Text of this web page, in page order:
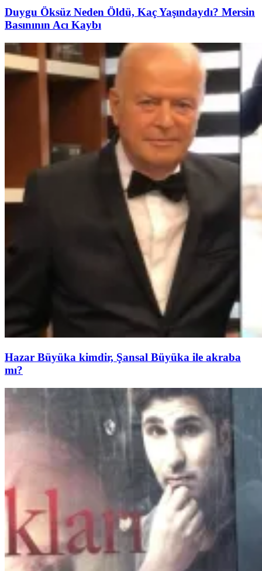
Duygu Öksüz Neden Öldü, Kaç Yaşındaydı? Mersin
Basınının Acı Kaybı
Hazar Büyüka kimdir, Şansal Büyüka ile akraba
mı?